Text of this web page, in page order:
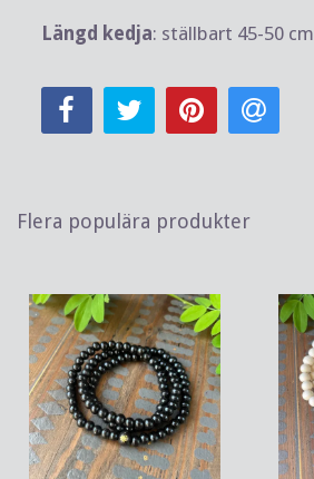
Längd kedja: ställbart 45-50 cm
Flera populära produkter